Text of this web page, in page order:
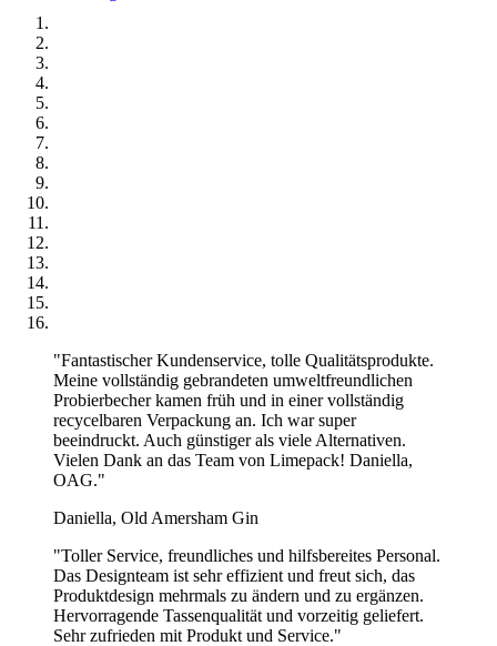
"Fantastischer Kundenservice, tolle Qualitätsprodukte.
Meine vollständig gebrandeten umweltfreundlichen
Probierbecher kamen früh und in einer vollständig
recycelbaren Verpackung an. Ich war super
beeindruckt. Auch günstiger als viele Alternativen.
Vielen Dank an das Team von Limepack! Daniella,
OAG."
Daniella, Old Amersham Gin
"Toller Service, freundliches und hilfsbereites Personal.
Das Designteam ist sehr effizient und freut sich, das
Produktdesign mehrmals zu ändern und zu ergänzen.
Hervorragende Tassenqualität und vorzeitig geliefert.
Sehr zufrieden mit Produkt und Service."